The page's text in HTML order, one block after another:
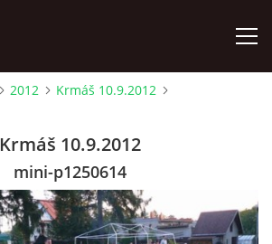
2012
Krmáš 10.9.2012
Krmáš 10.9.2012
mini-p1250614